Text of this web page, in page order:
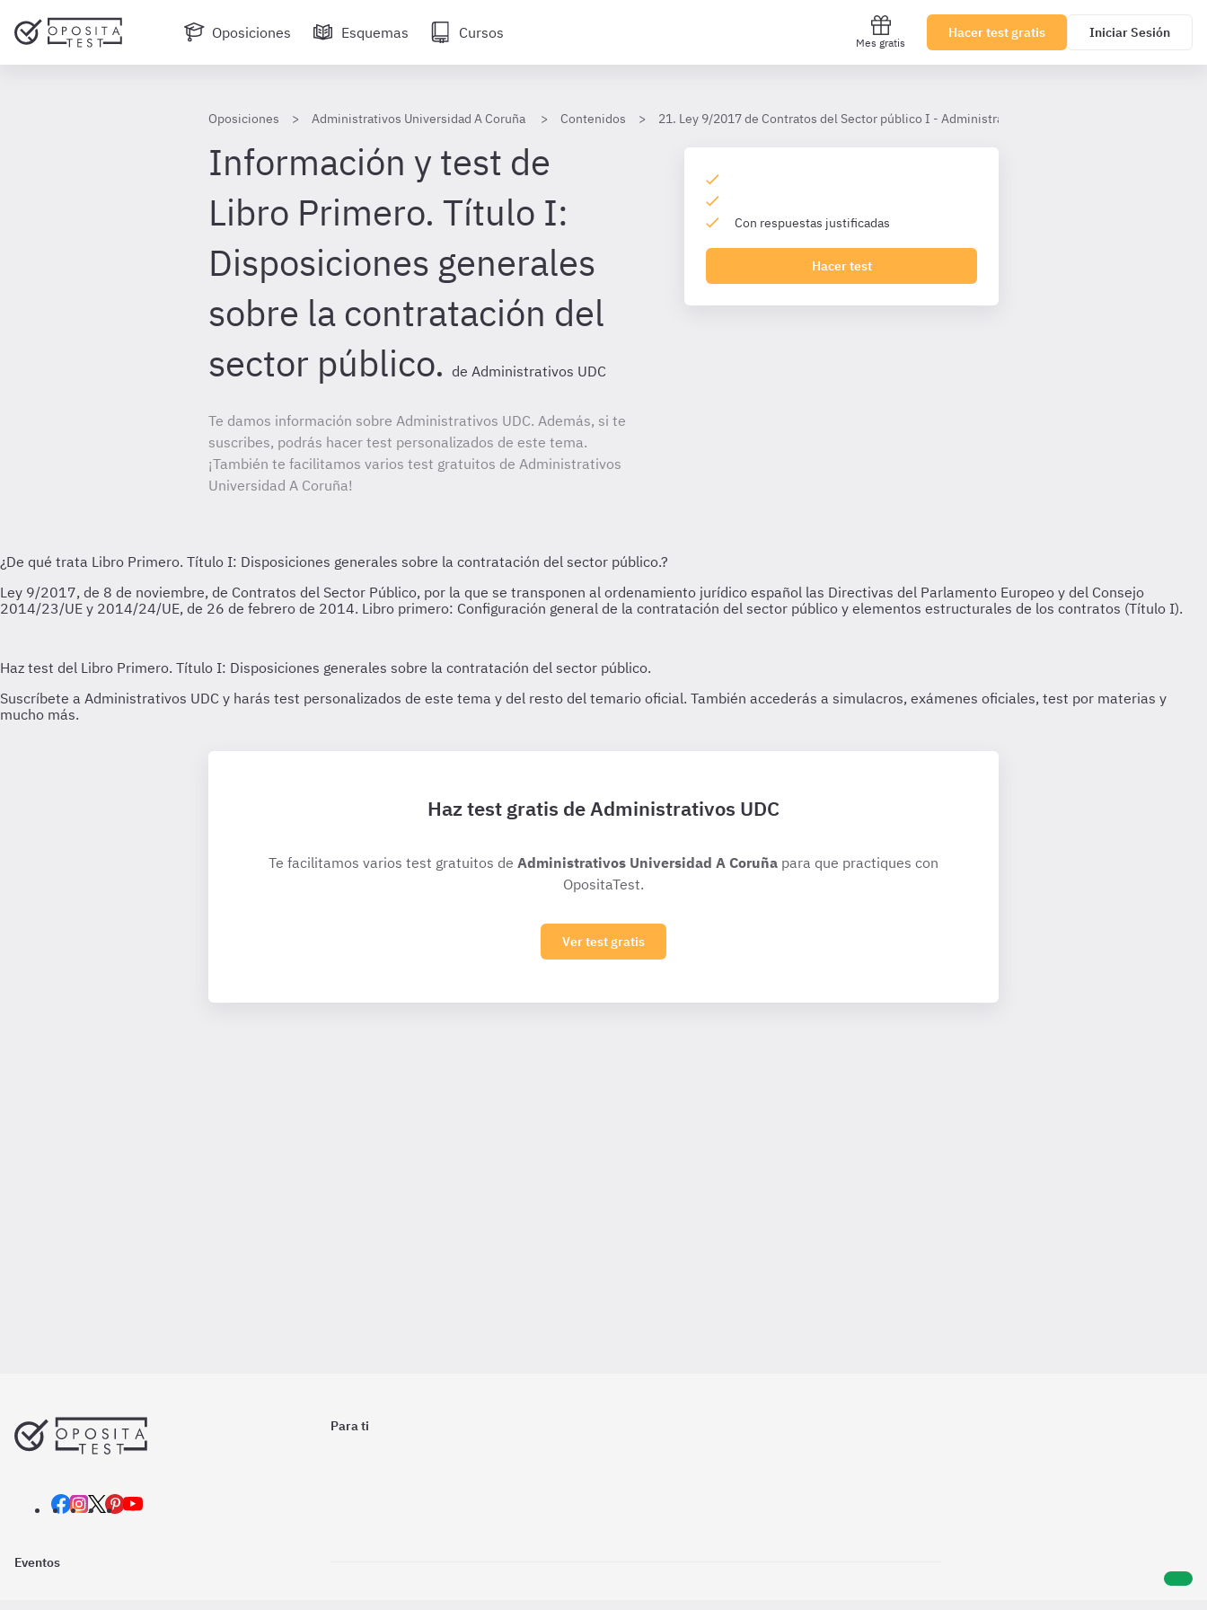
Oposiciones Esquemas Cursos
Mes gratis
Hacer test gratis Iniciar Sesión
Oposiciones Administrativos Universidad A Coruña Contenidos 21. Ley 9/2017 de Contratos del Sector público I - Administrativos UDC
Información y test de
Libro Primero. Título I:
Disposiciones generales
sobre la contratación del
sector público. de Administrativos UDC
Te damos información sobre Administrativos UDC. Además, si te
suscribes, podrás hacer test personalizados de este tema.
¡También te facilitamos varios test gratuitos de Administrativos
Universidad A Coruña!
Con respuestas justificadas
Hacer test
Haz test gratis de Administrativos UDC
Te facilitamos varios test gratuitos de Administrativos Universidad A Coruña para que practiques con
OpositaTest.
Ver test gratis
Para ti
Eventos